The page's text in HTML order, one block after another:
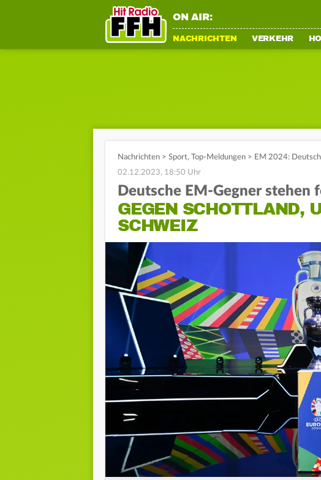
ON AIR:
NACHRICHTEN VERKEHR
Nachrichten > Sport, Top-Meldungen > EM 2024:
02.12.2023, 18:50 Uhr
Deutsche EM-Gegner stehen
GEGEN SCHOTTLAND,
SCHWEIZ